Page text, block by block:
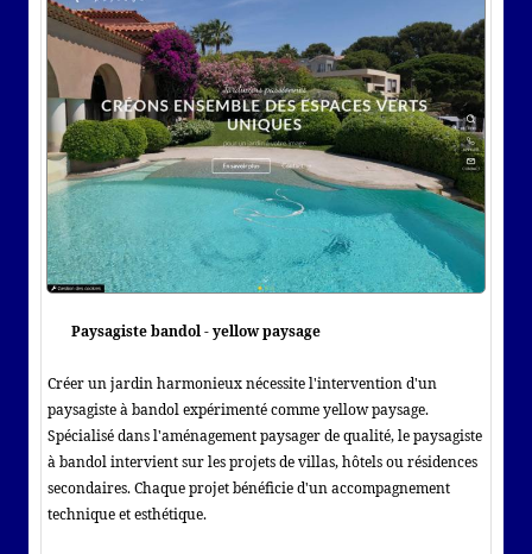
Paysagiste bandol - yellow paysage
Créer un jardin harmonieux nécessite l'intervention d'un
paysagiste à bandol expérimenté comme yellow paysage.
Spécialisé dans l'aménagement paysager de qualité, le paysagiste
à bandol intervient sur les projets de villas, hôtels ou résidences
secondaires. Chaque projet bénéficie d'un accompagnement
technique et esthétique.